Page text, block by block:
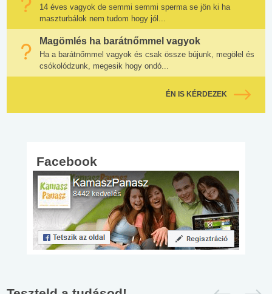
14 éves vagyok de semmi semmi sperma se jön ki ha
maszturbálok nem tudom hogy jól...
Magömlés ha barátnőmmel vagyok
Ha a barátnőmmel vagyok és csak össze bújunk, megölel és
csókolódzunk, megesik hogy ondó...
ÉN IS KÉRDEZEK
Facebook